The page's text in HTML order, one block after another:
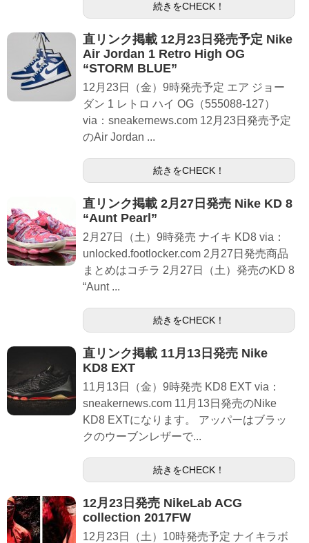
続きをCHECK！
直リンク掲載 12月23日発売予定 Nike
Air Jordan 1 Retro High OG
“STORM BLUE”
12月23日（金）9時発売予定 エア ジョー
ダン 1 レトロ ハイ OG（555088-127）
via：sneakernews.com 12月23日発売予定
のAir Jordan ...
続きをCHECK！
直リンク掲載 2月27日発売 Nike KD 8
“Aunt Pearl”
2月27日（土）9時発売 ナイキ KD8 via：
unlocked.footlocker.com 2月27日発売商品
まとめはコチラ 2月27日（土）発売のKD 8
“Aunt ...
続きをCHECK！
直リンク掲載 11月13日発売 Nike
KD8 EXT
11月13日（金）9時発売 KD8 EXT via：
sneakernews.com 11月13日発売のNike
KD8 EXTになります。 アッパーはブラッ
クのウーブンレザーで...
続きをCHECK！
12月23日発売 NikeLab ACG
collection 2017FW
12月23日（土）10時発売予定 ナイキラボ